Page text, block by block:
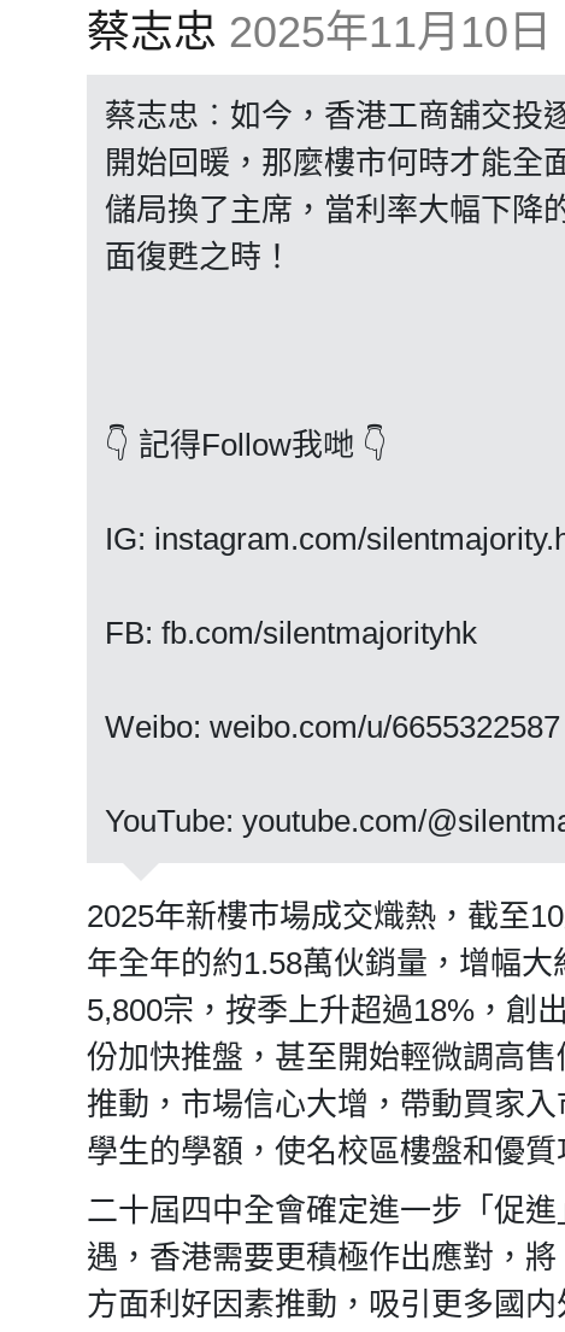
蔡志忠 2025年11月10日
蔡志忠︰如今，香港工商舖交投
開始回暖，那麼樓市何時才能全
儲局換了主席，當利率大幅下降
面復甦之時！
👇 記得Follow我哋 👇
IG: instagram.com/
FB: fb.com/silentmajorityhk
Weibo: weibo.com/u/6655322587
YouTube: youtube.com/
2025年新樓巿場成交熾熱，截至
年全年的約1.58萬伙銷量，增幅
5,800宗，按季上升超過18%，創
份加快推盤，甚至開始輕微調高
推動，市場信心大增，帶動買家
學生的學額，使名校區樓盤和優質
二十屆四中全會確定進一步「促
遇，香港需要更積極作出應對，
方面利好因素推動，吸引更多國